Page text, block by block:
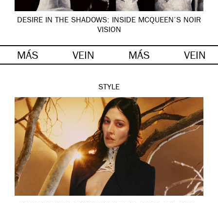
DESIRE IN THE SHADOWS: INSIDE MCQUEEN’S NOIR
VISION
MÁS VEIN MÁS VEIN
STYLE